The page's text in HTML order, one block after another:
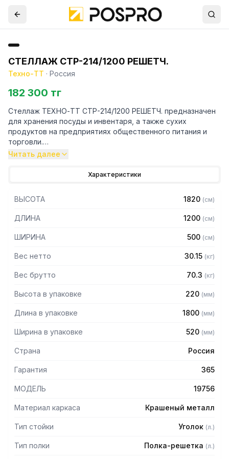
СТЕЛЛАЖ СТР-214/1200 РЕШЕТЧ.
Техно-ТТ · Россия
182 300 тг
Стеллаж ТЕХНО-ТТ СТР-214/1200 РЕШЕТЧ. предназначен
для хранения посуды и инвентаря, а также сухих
продуктов на предприятиях общественного питания и
торговли.
порошковой краской серого цвета
— Четыре решетчатые полки из нержавеющей стали
марки AISI 304 толщиной 0,8 мм
— Расстояние между полками регулируемое с шагом 50
— Регулируемые опоры
Читать далее
Характеристики
ВЫСОТА 1820 (см)
ДЛИНА 1200 (см)
ШИРИНА 500 (см)
Вес нетто 30.15 (кг)
Вес брутто 70.3 (кг)
Высота в упаковке 220 (мм)
Длина в упаковке 1800 (мм)
Ширина в упаковке 520 (мм)
Страна Россия
Гарантия 365
МОДЕЛЬ 19756
Материал каркаса Крашеный металл
Тип стойки Уголок (л.)
Тип полки Полка-решетка (л.)